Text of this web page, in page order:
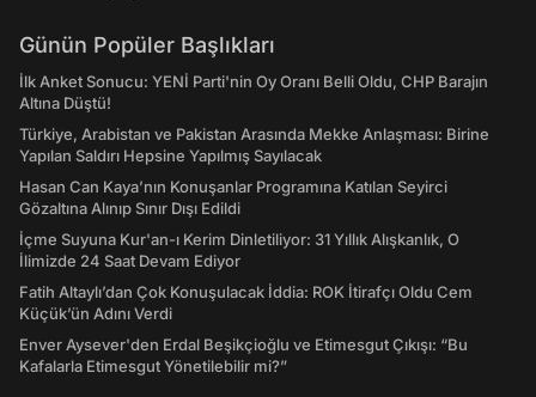
Günün Popüler Başlıkları
İlk Anket Sonucu: YENİ Parti'nin Oy Oranı Belli Oldu, CHP Barajın
Altına Düştü!
Türkiye, Arabistan ve Pakistan Arasında Mekke Anlaşması: Birine
Yapılan Saldırı Hepsine Yapılmış Sayılacak
Hasan Can Kaya’nın Konuşanlar Programına Katılan Seyirci
Gözaltına Alınıp Sınır Dışı Edildi
İçme Suyuna Kur'an-ı Kerim Dinletiliyor: 31 Yıllık Alışkanlık, O
İlimizde 24 Saat Devam Ediyor
Fatih Altaylı’dan Çok Konuşulacak İddia: ROK İtirafçı Oldu Cem
Küçük’ün Adını Verdi
Enver Aysever'den Erdal Beşikçioğlu ve Etimesgut Çıkışı: “Bu
Kafalarla Etimesgut Yönetilebilir mi?”